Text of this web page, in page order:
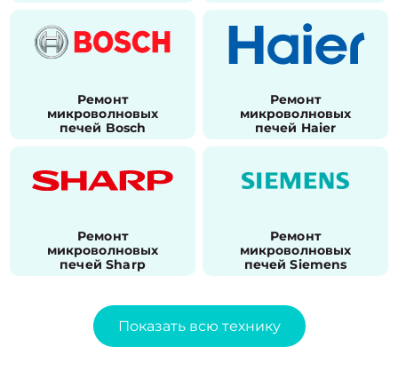
Ремонт
микроволновых
печей Bosch
Ремонт
микроволновых
печей Haier
Ремонт
микроволновых
печей Sharp
Ремонт
микроволновых
печей Siemens
Показать всю технику